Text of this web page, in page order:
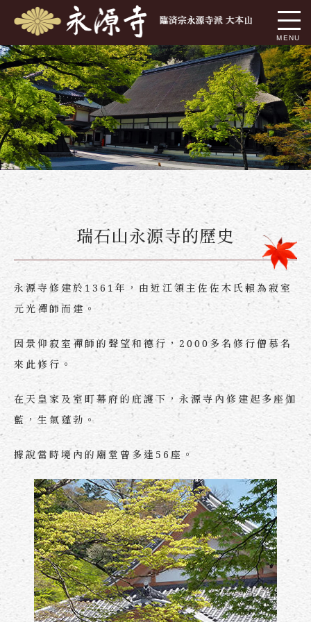
瑞石山永源寺的歷史
永源寺修建於1361年，由近江領主佐佐木氏賴為寂室
元光禪師而建。
因景仰寂室禪師的聲望和德行，2000多名修行僧慕名
來此修行。
在天皇家及室町幕府的庇護下，永源寺內修建起多座伽
藍，生氣蓬勃。
據說當時境內的廟堂曾多達56座。